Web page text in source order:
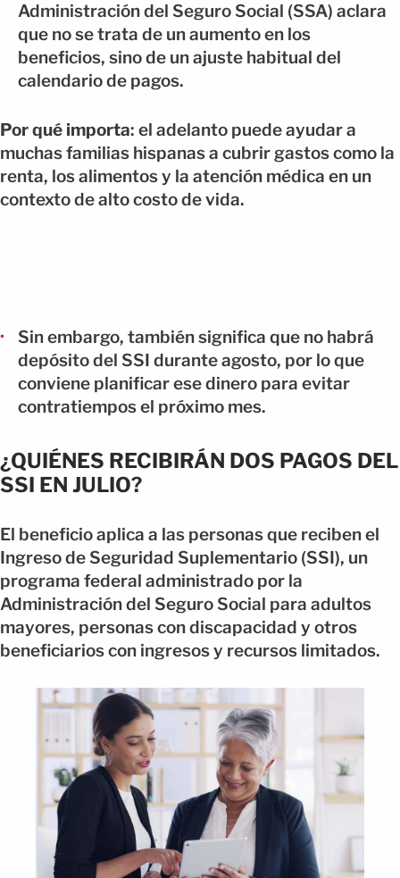
Administración del Seguro Social (SSA) aclara
que no se trata de un aumento en los
beneficios, sino de un ajuste habitual del
calendario de pagos.
Por qué importa: el adelanto puede ayudar a
muchas familias hispanas a cubrir gastos como la
renta, los alimentos y la atención médica en un
contexto de alto costo de vida.
Sin embargo, también significa que no habrá
depósito del SSI durante agosto, por lo que
conviene planificar ese dinero para evitar
contratiempos el próximo mes.
¿QUIÉNES RECIBIRÁN DOS PAGOS DEL
SSI EN JULIO?
El beneficio aplica a las personas que reciben el
Ingreso de Seguridad Suplementario (SSI), un
programa federal administrado por la
Administración del Seguro Social para adultos
mayores, personas con discapacidad y otros
beneficiarios con ingresos y recursos limitados.